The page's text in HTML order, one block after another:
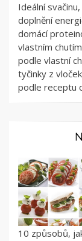
Ideální
doplnění
domácí
vlastním
podle vlastní
tyčinky z
podle receptu
10 způsobů,